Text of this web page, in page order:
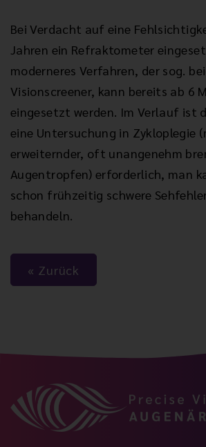
Bei Verdacht auf eine
Jahren ein Refraktometer
moderneres Verfahren, der sog.
Visionscreener, kann bereits ab 6
eingesetzt werden. Im Verlauf ist
eine Untersuchung in Zykloplegie
erweiternder, oft unangenehm
Augentropfen) erforderlich, man
schon frühzeitig schwere
behandeln.
Zurück